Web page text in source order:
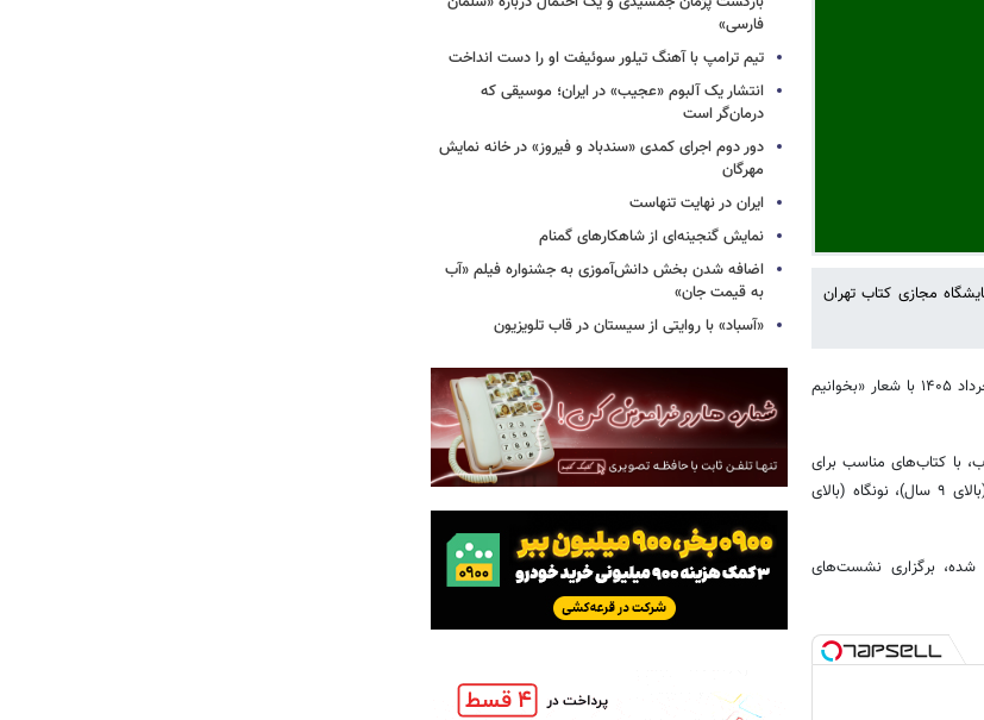
مجازی کتاب تهران
به گزارش خبرگزاری خبرآنلاین، هفتمین نمایشگاه مجازی کتاب تهران از ۲۶ اردیبهشت تا ۲ خرداد ۱۴۰۵ با شعار «بخوانیم
مجازی کتاب، با کتاب‌های مناسب برای
گروه‌های سنی نوزاد (بالای ۰ سال)، نوباوه (بالای ۴ سال)، نوخوان (بالای ۷ سال)، نونهال (بالای ۹ سال)، نونگاه (بالای
شده، برگزاری نشست‌های
فارسی»
تیم ترامپ با آهنگ تیلور سوئیفت او را دست انداخت
انتشار یک آلبوم «عجیب» در ایران؛ موسیقی که
درمان‌گر است
دور دوم اجرای کمدی «سندباد و فیروز» در خانه نمایش
مهرگان
ایران در نهایت تنهاست
نمایش گنجینه‌ای از شاهکارهای گمنام
اضافه شدن بخش دانش‌آموزی به جشنواره فیلم «آب
به قیمت جان»
«آسباد» با روایتی از سیستان در قاب تلویزیون